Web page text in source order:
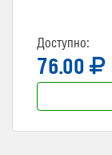
Доступно:
76.00